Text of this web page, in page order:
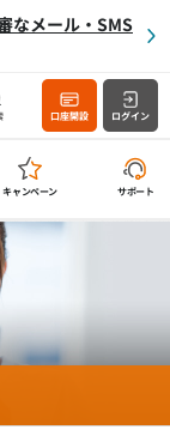
なメール・SMS
口座開設 ログイン
キャンペーン サポート